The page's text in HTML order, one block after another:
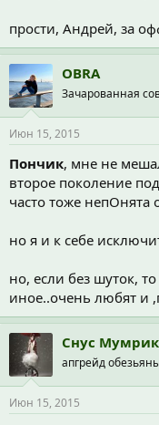
прости, Андрей, за
OBRA
Зачарованная
Июн 15, 2015
Пончик, мне не
второе поколение
часто тоже непОнята
но я и к себе
но, если без шуток,
иное..очень любят и
Снус Мумрик
апгрейд
Июн 15, 2015